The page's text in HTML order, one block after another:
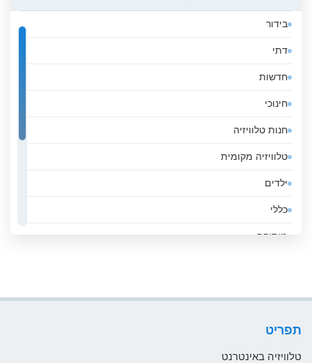
אל סלבדור
אלבניה
אלג&#039;יריה
אנגולה
אנדורה
אסטוניה
אפגניסטן
אקוודור
בידור
דתי
חדשות
חינוכי
חנות טלוויזיה
טלוויזיה מקומית
ילדים
כללי
מוסיקה
תפריט
טלוויזיה באינטרנט